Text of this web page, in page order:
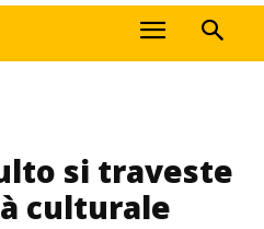
si traveste
culturale